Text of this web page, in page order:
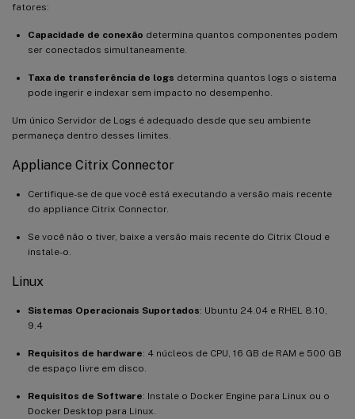
fatores:
Capacidade de conexão determina quantos componentes podem
ser conectados simultaneamente.
Taxa de transferência de logs determina quantos logs o sistema
pode ingerir e indexar sem impacto no desempenho.
Um único Servidor de Logs é adequado desde que seu ambiente
permaneça dentro desses limites.
Appliance Citrix Connector
Certifique-se de que você está executando a versão mais recente
do appliance Citrix Connector.
Se você não o tiver, baixe a versão mais recente do Citrix Cloud e
instale-o.
Linux
Sistemas Operacionais Suportados: Ubuntu 24.04 e RHEL 8.10,
9.4
Requisitos de hardware: 4 núcleos de CPU, 16 GB de RAM e 500 GB
de espaço livre em disco.
Requisitos de Software: Instale o Docker Engine para Linux ou o
Docker Desktop para Linux.